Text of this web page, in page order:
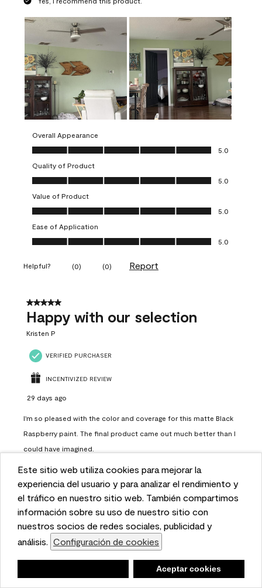
This website uses cookies to enhance user experience
and to analyze performance and traffic on our website.
We also share information about your use of our site
with our social media, advertising, and analytics
partners. Cookie Settings
Accept Cookies
Este sitio web utiliza cookies para mejorar la
experiencia del usuario y para analizar el rendimiento y
el tráfico en nuestro sitio web. También compartimos
información sobre su uso de nuestro sitio con
nuestros socios de redes sociales, publicidad y
análisis. Configuración de cookies
Aceptar cookies
Overall Appearance
Overall Appearance, 5.0 out of 5
5.0
Quality of Product
Quality of Product, 5.0 out of 5
5.0
Value of Product
Value of Product, 5.0 out of 5
5.0
Ease of Application
Ease of Application, 5.0 out of 5
5.0
Helpful? (0) (0) Report
5 out of 5 stars.
Happy with our selection
Kristen P
VERIFIED PURCHASER
INCENTIVIZED REVIEW
29 days ago
I'm so pleased with the color and coverage for this matte Black
Raspberry paint. The final product came out much better than I
could have imagined.
Q: Color Used
A: Black Raspberry
Yes, I recommend this product.